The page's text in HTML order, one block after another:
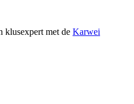
klusexpert met de Karwei